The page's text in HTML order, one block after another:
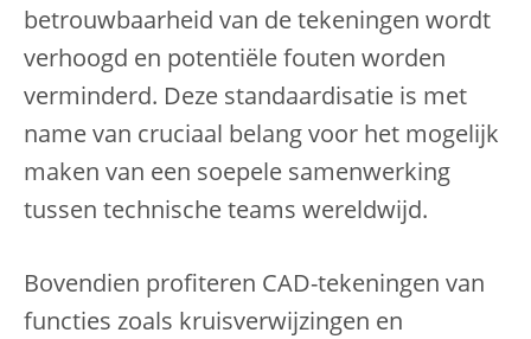
betrouwbaarheid van de tekeningen wordt
verhoogd en potentiële fouten worden
verminderd. Deze standaardisatie is met
name van cruciaal belang voor het mogelijk
maken van een soepele samenwerking
tussen technische teams wereldwijd.
Bovendien profiteren CAD-tekeningen van
functies zoals kruisverwijzingen en